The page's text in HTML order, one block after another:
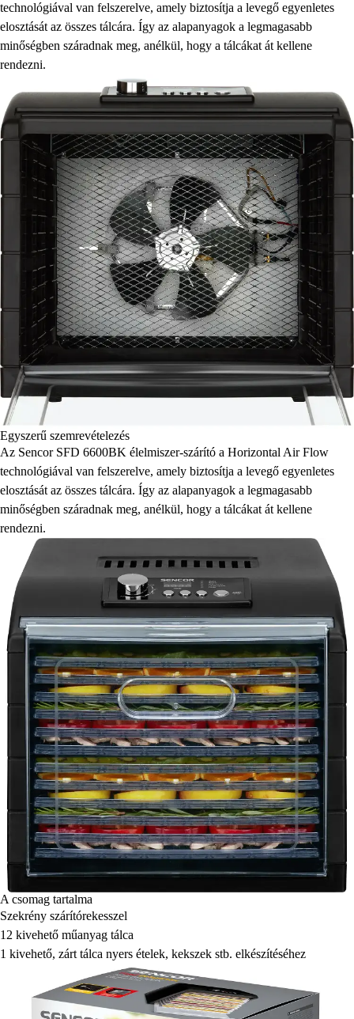
technológiával van felszerelve, amely biztosítja a levegő egyenletes
elosztását az összes tálcára. Így az alapanyagok a legmagasabb
minőségben száradnak meg, anélkül, hogy a tálcákat át kellene
rendezni.
Egyszerű szemrevételezés
Az Sencor SFD 6600BK élelmiszer-szárító a Horizontal Air Flow
technológiával van felszerelve, amely biztosítja a levegő egyenletes
elosztását az összes tálcára. Így az alapanyagok a legmagasabb
minőségben száradnak meg, anélkül, hogy a tálcákat át kellene
rendezni.
A csomag tartalma
Szekrény szárítórekesszel
12 kivehető műanyag tálca
1 kivehető, zárt tálca nyers ételek, kekszek stb. elkészítéséhez